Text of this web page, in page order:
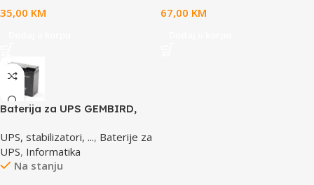
35,00 KM
67,00 KM
Baterija za UPS GEMBIRD,
UPS, stabilizatori, ..., Baterije za
UPS, Informatika
Na stanju